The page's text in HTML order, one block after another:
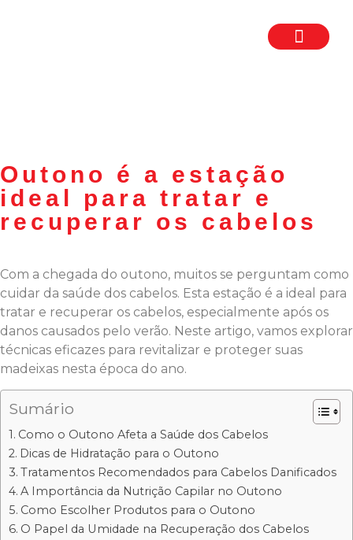
Outono é a estação
ideal para tratar e
recuperar os cabelos
Com a chegada do outono, muitos se perguntam como
cuidar da saúde dos cabelos. Esta estação é a ideal para
tratar e recuperar os cabelos, especialmente após os
danos causados pelo verão. Neste artigo, vamos explorar
técnicas eficazes para revitalizar e proteger suas
madeixas nesta época do ano.
Sumário
Como o Outono Afeta a Saúde dos Cabelos
Dicas de Hidratação para o Outono
Tratamentos Recomendados para Cabelos Danificados
A Importância da Nutrição Capilar no Outono
Como Escolher Produtos para o Outono
O Papel da Umidade na Recuperação dos Cabelos